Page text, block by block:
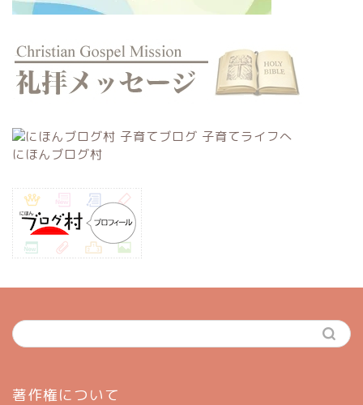
にほんブログ村
著作権について